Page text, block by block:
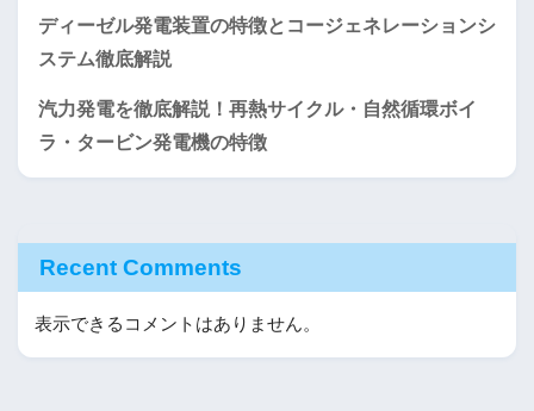
ディーゼル発電装置の特徴とコージェネレーションシ
ステム徹底解説
汽力発電を徹底解説！再熱サイクル・自然循環ボイ
ラ・タービン発電機の特徴
Recent Comments
表示できるコメントはありません。